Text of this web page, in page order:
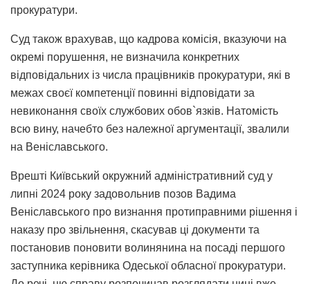
прокуратури.
Суд також врахував, що кадрова комісія, вказуючи на
окремі порушення, не визначила конкретних
відповідальних із числа працівників прокуратури, які в
межах своєї компетенції повинні відповідати за
невиконання своїх службових обов`язків. Натомість
всю вину, начебто без належної аргументації, звалили
на Веніславського.
Врешті Київський окружний адміністративний суд у
липні 2024 року задовольнив позов Вадима
Веніславського про визнання протиправними рішення і
наказу про звільнення, скасував ці документи та
постановив поновити волинянина на посаді першого
заступника керівника Одеської обласної прокуратури.